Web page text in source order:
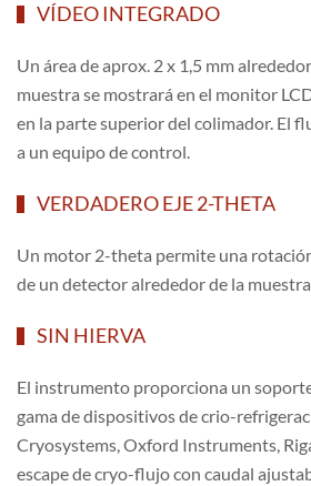
VÍDEO INTEGRADO
Un área de aprox. 2 x 1,5 mm
muestra se mostrará en el monitor
en la parte superior del colimador. El
a un equipo de control.
VERDADERO EJE 2-THETA
Un motor 2-theta permite una
de un detector alrededor de la
SIN HIERVA
El instrumento proporciona un
gama de dispositivos de crio-
Cryosystems, Oxford Instruments,
escape de cryo-flujo con caudal